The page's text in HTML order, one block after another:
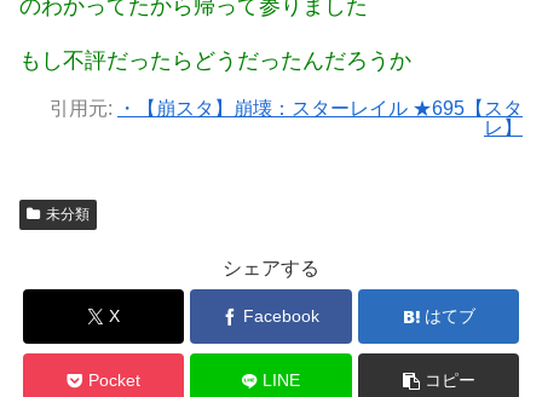
のわかってたから帰って参りました
もし不評だったらどうだったんだろうか
引用元:
・【崩スタ】崩壊：スターレイル ★695【スタ
レ】
未分類
シェアする
X Facebook はてブ
Pocket LINE コピー